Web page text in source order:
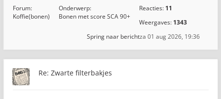
Forum:
Koffie(bonen)
Onderwerp:
Bonen met score SCA 90+
Reacties: 11
Weergaves: 1343
za 01 aug 2026, 19:36
Spring naar bericht
Re: Zwarte filterbakjes